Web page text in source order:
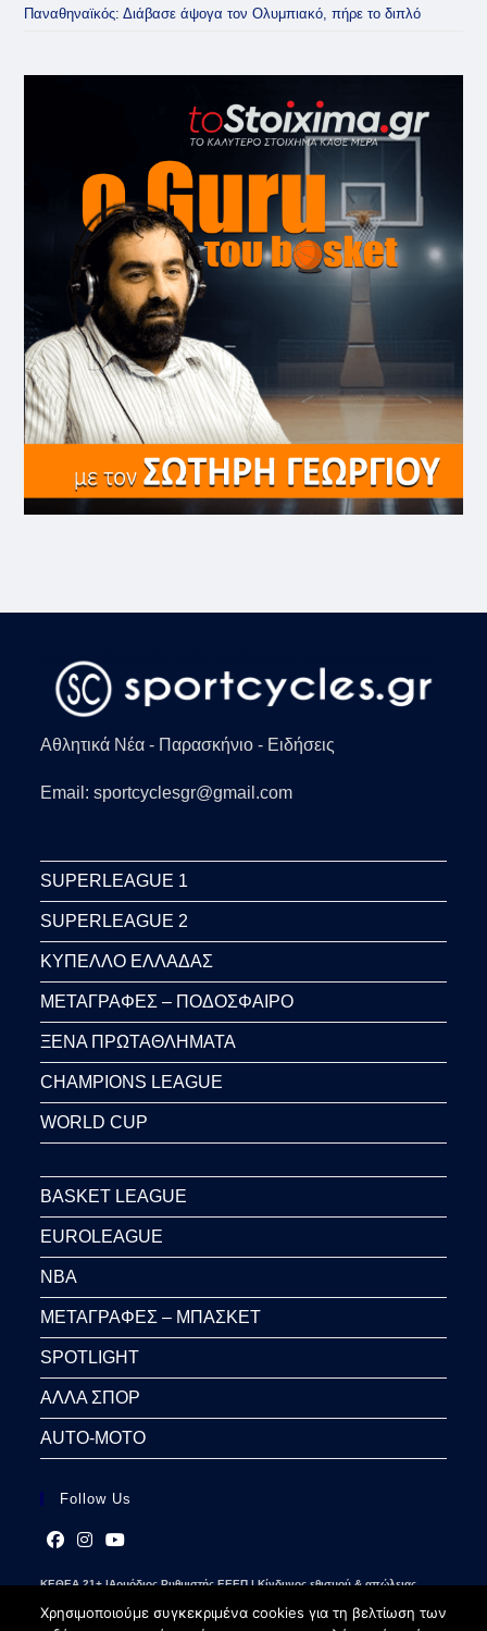
Παναθηναϊκός: Διάβασε άψογα τον Ολυμπιακό, πήρε το διπλό
Αθλητικά Νέα - Παρασκήνιο - Ειδήσεις
Email: sportcyclesgr@gmail.com
SUPERLEAGUE 1
SUPERLEAGUE 2
ΚΥΠΕΛΛΟ ΕΛΛΑΔΑΣ
ΜΕΤΑΓΡΑΦΕΣ – ΠΟΔΟΣΦΑΙΡΟ
ΞΕΝΑ ΠΡΩΤΑΘΛΗΜΑΤΑ
CHAMPIONS LEAGUE
WORLD CUP
BASKET LEAGUE
EUROLEAGUE
NBA
ΜΕΤΑΓΡΑΦΕΣ – ΜΠΑΣΚΕΤ
SPOTLIGHT
ΑΛΛΑ ΣΠΟΡ
AUTO-MOTO
Follow Us
in
a
in
a
in
a
ΚΕΘΕΑ 21+ |Αρμόδιος Ρυθμιστής ΕΕΕΠ | Κίνδυνος εθισμού & απώλειας
Χρησιμοποιούμε συγκεκριμένα cookies για τη βελτίωση των